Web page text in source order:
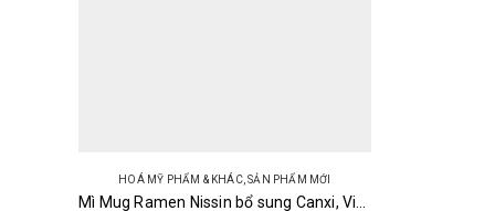
HOÁ MỸ PHẨM & KHÁC,SẢN PHẨM MỚI
Mì Mug Ramen Nissin bổ sung Canxi, Vitamin B1, B2 94g (4 gói) Nhật